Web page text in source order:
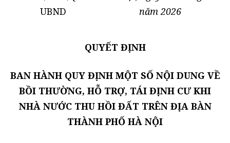
UBND
năm 2026
QUYẾT ĐỊNH
BAN HÀNH QUY ĐỊNH MỘT SỐ NỘI DUNG VỀ
BỒI THƯỜNG, HỖ TRỢ, TÁI ĐỊNH CƯ KHI
NHÀ NƯỚC THU HỒI ĐẤT TRÊN ĐỊA BÀN
THÀNH PHỐ HÀ NỘI